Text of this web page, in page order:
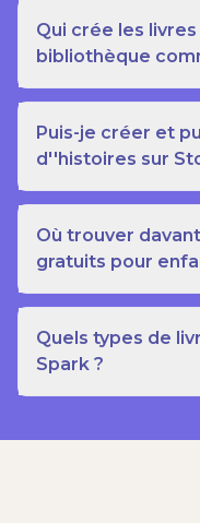
Qui crée les
bibliothèque
Puis-je créer et
d''histoires sur
Où trouver
gratuits pour
Quels types de
Spark ?